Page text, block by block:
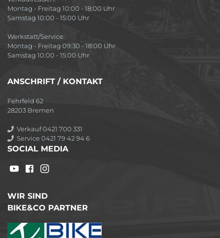
Montag - Freitag 10:00 - 18:00 Uhr
Samstag 10:00 - 15:00 Uhr
Werkstatt/Service:
Montag - Freitag 09:30 - 18:00 Uhr
Samstag 10:00 - 15:00 Uhr
ANSCHRIFT / KONTAKT
Fehrfeld 62
28203 Bremen
Verkauf 0421 700 331
Service 0421 79 42 94 6
SOCIAL MEDIA
WIR SIND
BIKE&CO PARTNER